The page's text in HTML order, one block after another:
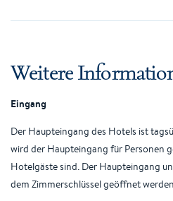
Weitere
Eingang
Der Haupteingang des Hotels ist
wird der Haupteingang für Personen
Hotelgäste sind. Der Haupteingang
dem Zimmerschlüssel geöffnet werden.